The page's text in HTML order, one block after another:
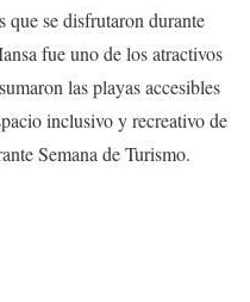
que se disfrutaron durante
fue uno de los atractivos
las playas accesibles
inclusivo y recreativo de
Semana de Turismo.